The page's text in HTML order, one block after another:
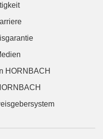
HORNBACH